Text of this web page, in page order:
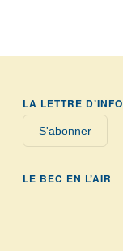
LA LETTRE D’INFO
S'abonner
LE BEC EN L’AIR